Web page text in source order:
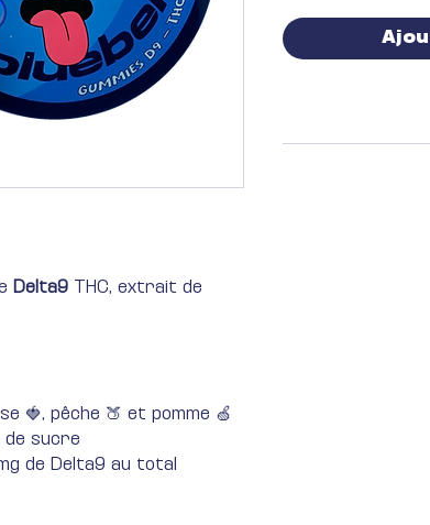
Delta9 THC, extrait de
🍓, pêche 🍑 et pomme 🍏
de sucre
de Delta9 au total